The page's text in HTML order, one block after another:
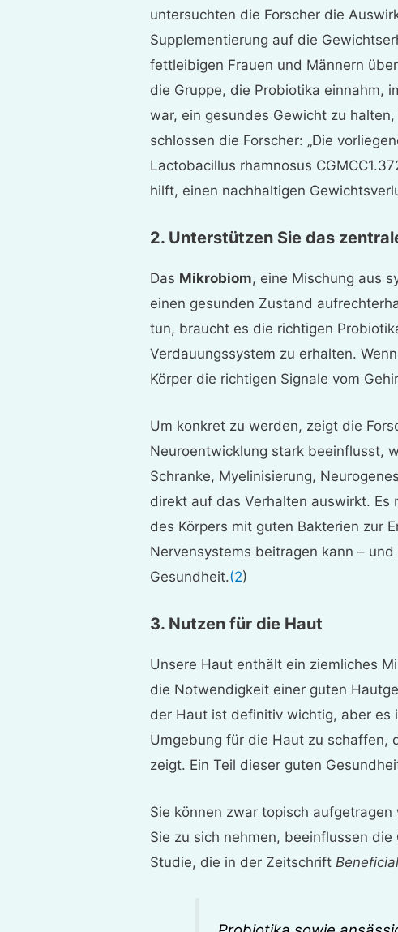
untersuchten die Forscher die
Supplementierung auf die
fettleibigen Frauen und Männern
die Gruppe, die Probiotika einnahm,
war, ein gesundes Gewicht zu
schlossen die Forscher: „Die
Lactobacillus rhamnosus
hilft, einen nachhaltigen
2. Unterstützen Sie das
Das Mikrobiom, eine Mischung aus
einen gesunden Zustand
tun, braucht es die richtigen
Verdauungssystem zu erhalten.
Körper die richtigen Signale vom
Um konkret zu werden, zeigt die
Neuroentwicklung stark beeinflusst,
Schranke, Myelinisierung,
direkt auf das Verhalten auswirkt. Es
des Körpers mit guten Bakterien zur
Nervensystems beitragen kann –
Gesundheit.(2)
3. Nutzen für die Haut
Unsere Haut enthält ein ziemliches
die Notwendigkeit einer guten
der Haut ist definitiv wichtig, aber es
Umgebung für die Haut zu schaffen,
zeigt. Ein Teil dieser guten
Sie können zwar topisch
Sie zu sich nehmen, beeinflussen
Studie, die in der Zeitschrift